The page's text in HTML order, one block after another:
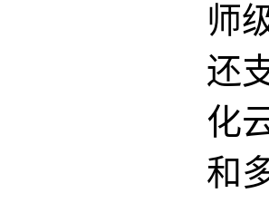
师
还
化
和